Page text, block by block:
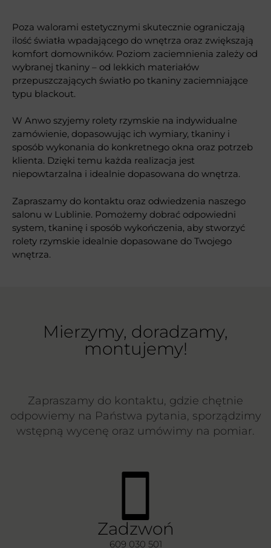
Poza walorami estetycznymi skutecznie ograniczają
ilość światła wpadającego do wnętrza oraz zwiększają
komfort domowników. Poziom zaciemnienia zależy od
wybranej tkaniny – od lekkich materiałów
przepuszczających światło po tkaniny zaciemniające
typu blackout.
W Anwo szyjemy rolety rzymskie na indywidualne
zamówienie, dopasowując ich wymiary, tkaniny i
sposób wykonania do konkretnego okna oraz potrzeb
klienta. Dzięki temu każda realizacja jest
niepowtarzalna i idealnie dopasowana do wnętrza.
Zapraszamy do kontaktu oraz odwiedzenia naszego
salonu w Lublinie. Pomożemy dobrać odpowiedni
system, tkaninę i sposób wykończenia, aby stworzyć
rolety rzymskie idealnie dopasowane do Twojego
wnętrza.
Mierzymy, doradzamy,
montujemy!
Zapraszamy do kontaktu, gdzie chętnie
odpowiemy na Państwa pytania, sporządzimy
wstępną wycenę oraz umówimy na pomiar.
Zadzwoń
609 030 501